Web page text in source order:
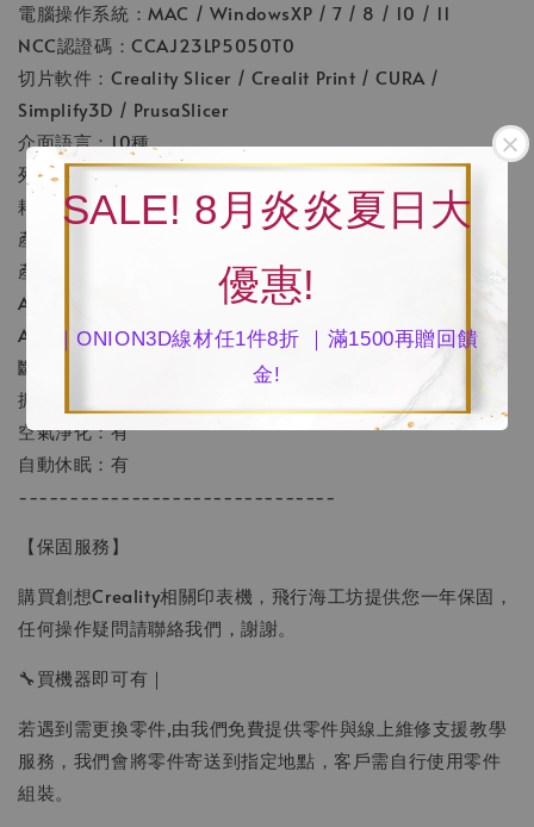
SALE! 8月炎炎夏日大
優惠!
｜ONION3D線材任1件8折 ｜滿1500再贈回饋
金!
電腦操作系統：MAC / WindowsXP / 7 / 8 / 10 / 11
NCC認證碼：CCAJ23LP5050T0
切片軟件：Creality Slicer / Crealit Print / CURA /
Simplify3D / PrusaSlicer
介面語言：10種
列印精度：±0.1mm
耗材直徑：1.75mm
產品淨重：18kg
產品重量：23kg
AI攝像頭：有
AI激光雷達：有
斷電續打：有
振紋優化：有
空氣淨化：有
自動休眠：有
-------------------------------
【保固服務】
購買創想Creality相關印表機，飛行海工坊提供您一年保固，
任何操作疑問請聯絡我們，謝謝。
🔧買機器即可有｜
若遇到需更換零件,由我們免費提供零件與線上維修支援教學
服務，我們會將零件寄送到指定地點，客戶需自行使用零件
組裝。